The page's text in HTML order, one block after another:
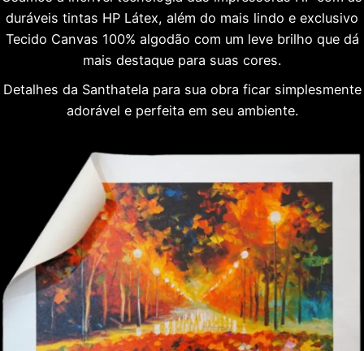
duráveis tintas HP Látex, além do mais lindo e exclusivo
Tecido Canvas 100% algodão com um leve brilho que dá
mais destaque para suas cores.
Detalhes da Santhatela para sua obra ficar simplesmente
adorável e perfeita em seu ambiente.